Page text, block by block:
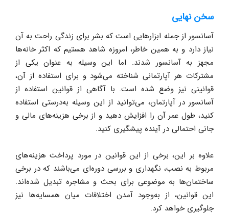
سخن نهایی
آسانسور از جمله ابزارهایی است که بشر برای زندگی راحت به آن
نیاز دارد و به همین خاطر، امروزه شاهد هستیم که اکثر خانه‌ها
مجهز به آسانسور شدند. اما این وسیله به عنوان یکی از
مشترکات هر آپارتمانی شناخته می‌شود و برای استفاده از آن،
قوانینی نیز وضع شده است. با آگاهی از قوانین استفاده از
آسانسور در آپارتمان، می‌توانید از این وسیله به‌درستی استفاده
کنید، طول عمر آن را افزایش دهید و از برخی هزینه‌های مالی و
جانی احتمالی در آینده پیشگیری کنید.
علاوه بر این، برخی از این قوانین در مورد پرداخت هزینه‌های
مربوط به نصب، نگهداری و بررسی دوره‌ای می‌باشند که در برخی
ساختمان‌ها به موضوعی برای بحث و مشاجره تبدیل شده‌اند.
این قوانین، از به‌وجود آمدن اختلافات میان همسایه‌ها نیز
جلوگیری خواهد کرد.